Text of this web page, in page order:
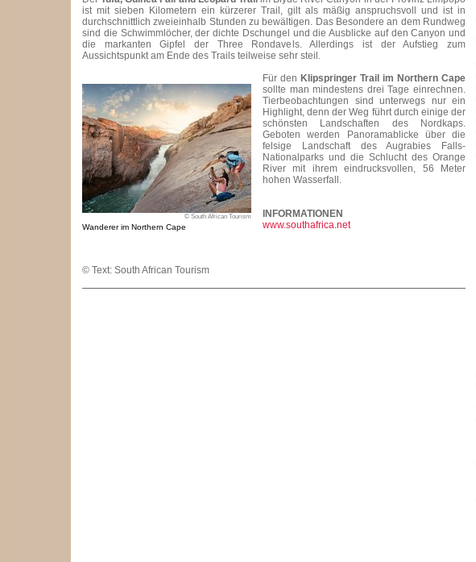
ist mit sieben Kilometern ein kürzerer Trail, gilt als mäßig anspruchsvoll und ist in
durchschnittlich zweieinhalb Stunden zu bewältigen. Das Besondere an dem Rundweg
sind die Schwimmlöcher, der dichte Dschungel und die Ausblicke auf den Canyon und
die markanten Gipfel der Three Rondavels. Allerdings ist der Aufstieg zum
Aussichtspunkt am Ende des Trails teilweise sehr steil.
© South African Tourism
Wanderer im Northern Cape
Für den Klipspringer Trail im Northern Cape
sollte man mindestens drei Tage einrechnen.
Tierbeobachtungen sind unterwegs nur ein
Highlight, denn der Weg führt durch einige der
schönsten Landschaften des Nordkaps.
Geboten werden Panoramablicke über die
felsige Landschaft des Augrabies Falls-
Nationalparks und die Schlucht des Orange
River mit ihrem eindrucksvollen, 56 Meter
hohen Wasserfall.
INFORMATIONEN
www.southafrica.net
© Text: South African Tourism